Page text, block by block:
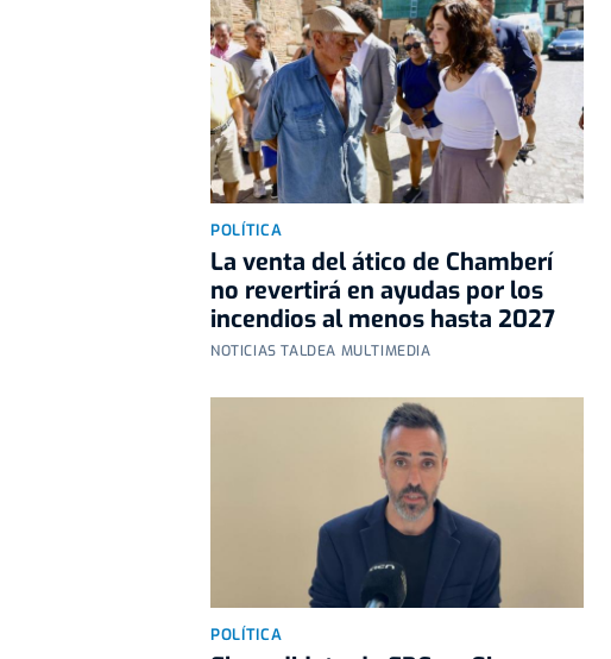
POLÍTICA
La venta del ático de Chamberí
no revertirá en ayudas por los
incendios al menos hasta 2027
NOTICIAS TALDEA MULTIMEDIA
POLÍTICA